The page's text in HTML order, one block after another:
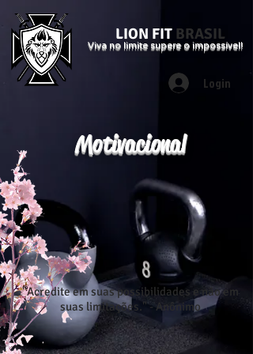
LION FIT BRASIL
Viva no limite supere o impossível!
Login
Motivacional
"Acredite em suas possibilidades e não em
suas limitações." - Anônimo